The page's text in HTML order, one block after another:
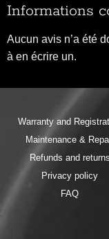
Informations
Aucun avis n’a été
à en écrire un.
Warranty and
Maintenance &
Refunds and returns
Privacy policy
FAQ